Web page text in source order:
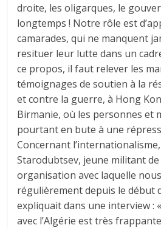
droite, les oligarques, le
longtemps ! Notre rôle est
camarades, qui ne manquent
resituer leur lutte dans un
ce propos, il faut relever les
témoignages de soutien à la
et contre la guerre, à Hong
Birmanie, où les personnes et
pourtant en bute à une
Concernant
Starodubtsev, jeune militant
organisation avec laquelle
régulièrement depuis le début
expliquait dans une interview :
avec l’Algérie est très